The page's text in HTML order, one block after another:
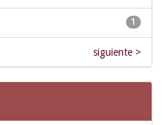
1
siguiente >